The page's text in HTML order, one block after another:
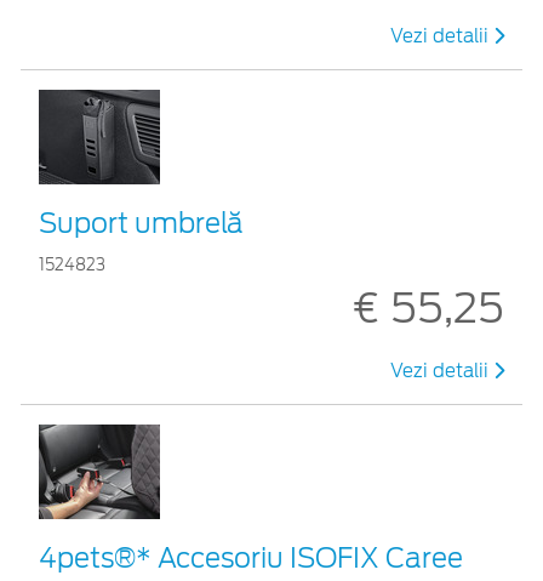
Vezi detalii
Suport umbrelă
1524823
€ 55,25
Vezi detalii
4pets®* Accesoriu ISOFIX Caree